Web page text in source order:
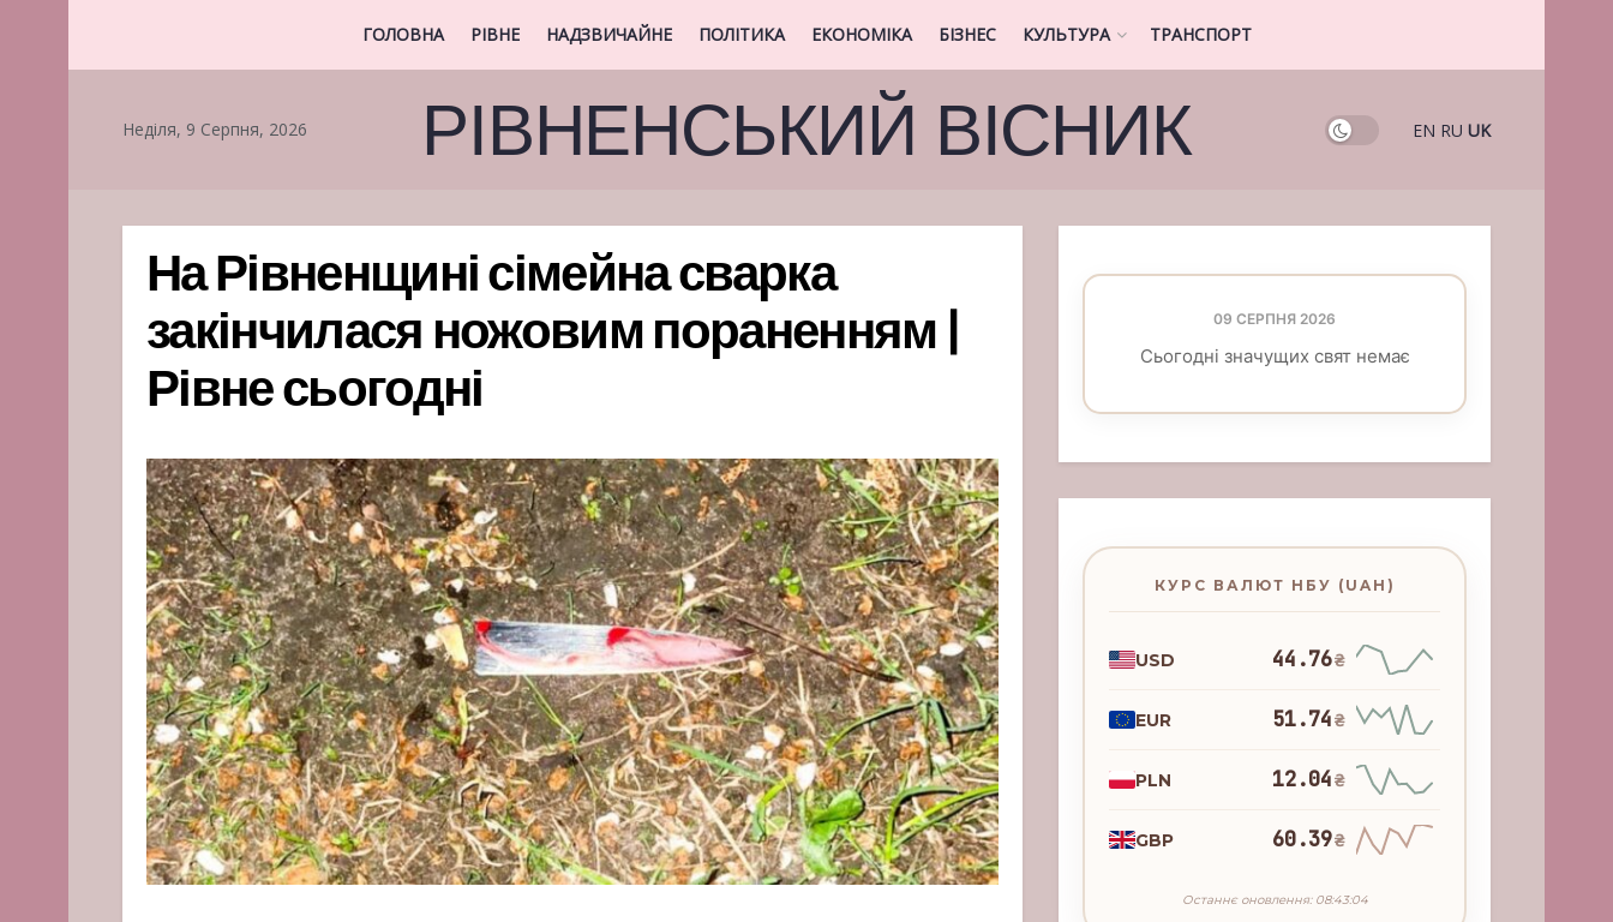
ГОЛОВНА РІВНЕ НАДЗВИЧАЙНЕ ПОЛІТИКА ЕКОНОМІКА БІЗНЕС КУЛЬТУРА ТРАНСПОРТ
Неділя, 9 Серпня, 2026 РІВНЕНСЬКИЙ ВІСНИК EN RU UK
На Рівненщині сімейна сварка
закінчилася ножовим пораненням |
Рівне сьогодні
09 СЕРПНЯ 2026
Сьогодні значущих свят немає
КУРС ВАЛЮТ НБУ (UAH)
USD 44.76₴
EUR 51.74₴
PLN 12.04₴
GBP 60.39₴
Останнє оновлення: 08:43:04